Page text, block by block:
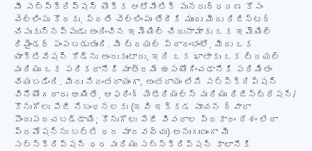
మీ సబ్‌స్క్రిప్షన్ యొక్క ఆటోమేటిక్ పునరుద్ధరణ కోసం
చెల్లింపు కొరకు, ప్రతి చెల్లింపు తేదీకి ముందు మీరు రిజిస్టర్
చేసుకున్నప్పుడు అందించిన ఇమెయిల్ చిరునామాకు ఒక ఇమెయిల్
రిమైండర్ పంపబడుతుంది. మీ ట్రయల్ ప్రారంభంలో, మీరు ఒక
యాక్టివేషన్ కోడ్‌ను అందుకుంటారు, ఇది ఒక ఖాతాకు ఒక ట్రయల్
మరియు ఒక పరికరానికి మాత్రమే ఉపయోగించడానికి పరిమితం
చేయబడింది. మీరు నిరంతరాయంగా, అంతరాయం లేని సబ్‌స్క్రిప్షన్
వినియోగదారు అయితే, ఆఫరింగ్ మెటీరియల్స్ మరియు రిజిస్ట్రేషన్/
కొనుగోలు పేజీ నిబంధనలకు (ఇవి ఇక్కడ సూచన ద్వారా
పొందుపరచబడ్డాయి; కొనుగోలు పేజీ వివరాల ప్రకారం దేశం లేదా
ప్రమోషన్‌ను బట్టి ధర మారవచ్చు) అనుగుణంగా మీ
సబ్‌స్క్రిప్షన్ ధర మరియు సబ్‌స్క్రిప్షన్ కాలానికి